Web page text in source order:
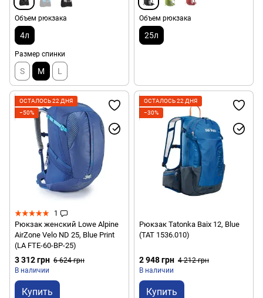
Объем рюкзака
4л
Размер спинки
S M L
Объем рюкзака
25л
ОСТАЛОСЬ 22 ДНЯ
−50%
1
Рюкзак женский Lowe Alpine
AirZone Velo ND 25, Blue Print
(LA FTE-60-BP-25)
3 312 грн 6 624 грн
В наличии
Купить
ОСТАЛОСЬ 22 ДНЯ
−30%
Рюкзак Tatonka Baix 12, Blue
(TAT 1536.010)
2 948 грн 4 212 грн
В наличии
Купить